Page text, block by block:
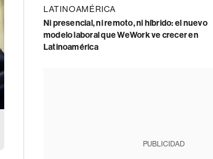
LATINOAMÉRICA
Ni presencial, ni remoto, ni híbrido: el nuevo
modelo laboral que WeWork ve crecer en
Latinoamérica
PUBLICIDAD